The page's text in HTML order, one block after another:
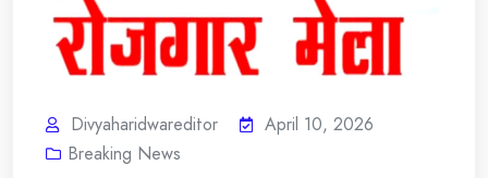
Divyaharidwareditor
April 10, 2026
Breaking News